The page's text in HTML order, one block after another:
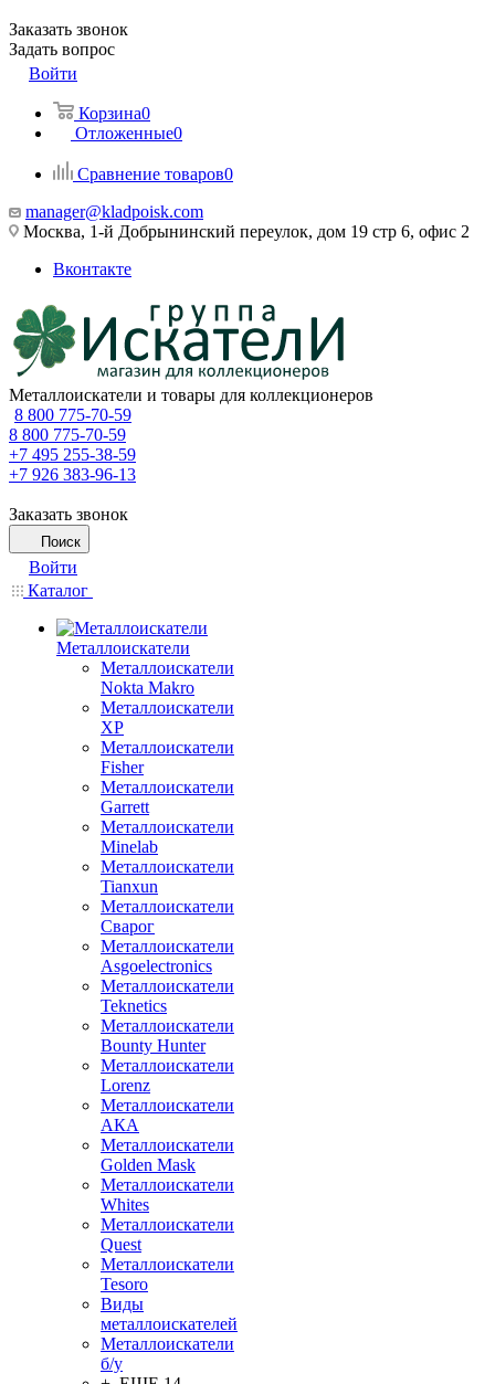
Заказать звонок
Задать вопрос
Войти
Корзина0
Отложенные0
Сравнение товаров0
manager@kladpoisk.com
Москва, 1-й Добрынинский переулок, дом 19 стр 6, офис 2
Вконтакте
Металлоискатели и товары для коллекционеров
8 800 775-70-59
8 800 775-70-59
+7 495 255-38-59
+7 926 383-96-13
Заказать звонок
Поиск
Войти
Каталог
Металлоискатели
Металлоискатели
Nokta Makro
Металлоискатели
XP
Металлоискатели
Fisher
Металлоискатели
Garrett
Металлоискатели
Minelab
Металлоискатели
Tianxun
Металлоискатели
Сварог
Металлоискатели
Asgoelectronics
Металлоискатели
Teknetics
Металлоискатели
Bounty Hunter
Металлоискатели
Lorenz
Металлоискатели
АКА
Металлоискатели
Golden Mask
Металлоискатели
Whites
Металлоискатели
Quest
Металлоискатели
Tesoro
Виды
металлоискателей
Металлоискатели
б/у